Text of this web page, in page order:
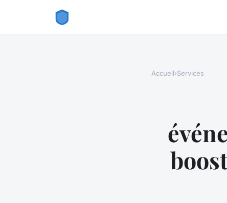
Accueil›Services